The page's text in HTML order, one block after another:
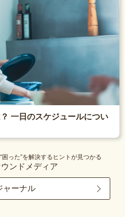
一日のスケジュールについ
った”を解決するヒントが見つかる
ンドメディア
ャーナル